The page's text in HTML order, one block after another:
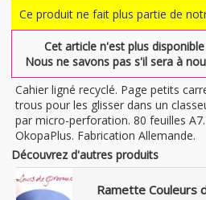
Ce produit ne fait plus partie de
Cet article n'est plus
Nous ne savons pas s'il sera à
Cahier ligné recyclé. Page petits
trous pour les glisser dans un
par micro-perforation. 80 feuilles
OkopaPlus. Fabrication Allemande.
Découvrez d'autres produits